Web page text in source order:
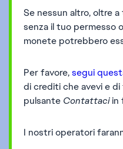
Se nessun altro, oltre
senza il tuo permesso
monete potrebbero
Per favore,segui
di crediti che avevi e
pulsante Contattaciin
I nostri operatori